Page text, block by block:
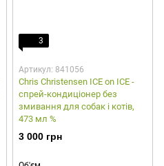
3
Артикул: 841056
Chris Christensen ICE on ICE -
спрей-кондиціонер без
змивання для собак і котів,
473 мл %
3 000 грн